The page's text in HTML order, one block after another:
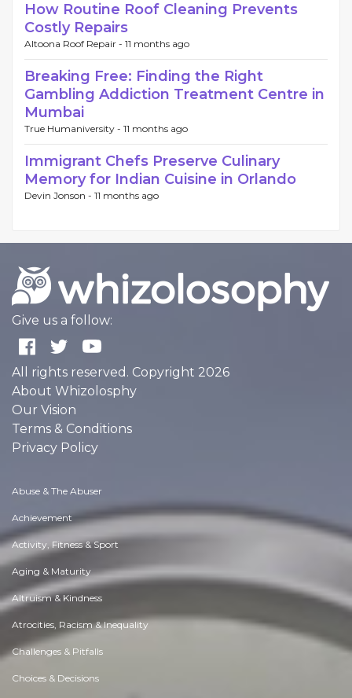
How Routine Roof Cleaning Prevents
Costly Repairs
Altoona Roof Repair - 11 months ago
Breaking Free: Finding the Right
Gambling Addiction Treatment Centre in
Mumbai
True Humaniversity - 11 months ago
Immigrant Chefs Preserve Culinary
Memory for Indian Cuisine in Orlando
Devin Jonson - 11 months ago
Give us a follow:
All rights reserved. Copyright 2026
About Whizolosphy
Our Vision
Terms & Conditions
Privacy Policy
Abuse & The Abuser
Achievement
Activity, Fitness & Sport
Aging & Maturity
Altruism & Kindness
Atrocities, Racism & Inequality
Challenges & Pitfalls
Choices & Decisions